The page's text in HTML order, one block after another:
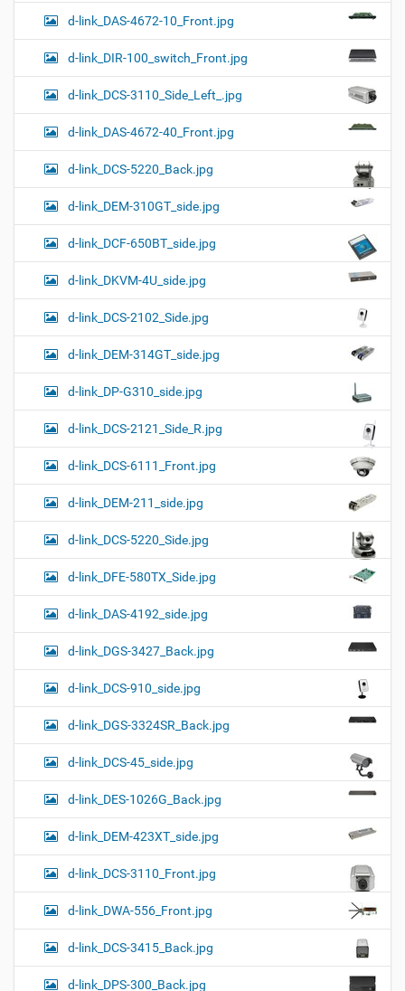
d-link_DAS-4672-10_Front.jpg
d-link_DIR-100_switch_Front.jpg
d-link_DCS-3110_Side_Left_.jpg
d-link_DAS-4672-40_Front.jpg
d-link_DCS-5220_Back.jpg
d-link_DEM-310GT_side.jpg
d-link_DCF-650BT_side.jpg
d-link_DKVM-4U_side.jpg
d-link_DCS-2102_Side.jpg
d-link_DEM-314GT_side.jpg
d-link_DP-G310_side.jpg
d-link_DCS-2121_Side_R.jpg
d-link_DCS-6111_Front.jpg
d-link_DEM-211_side.jpg
d-link_DCS-5220_Side.jpg
d-link_DFE-580TX_Side.jpg
d-link_DAS-4192_side.jpg
d-link_DGS-3427_Back.jpg
d-link_DCS-910_side.jpg
d-link_DGS-3324SR_Back.jpg
d-link_DCS-45_side.jpg
d-link_DES-1026G_Back.jpg
d-link_DEM-423XT_side.jpg
d-link_DCS-3110_Front.jpg
d-link_DWA-556_Front.jpg
d-link_DCS-3415_Back.jpg
d-link_DPS-300_Back.jpg